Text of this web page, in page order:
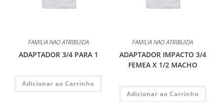
FAMILIA NAO ATRIBUIDA
ADAPTADOR 3/4 PARA 1
Adicionar ao Carrinho
FAMILIA NAO ATRIBUIDA
ADAPTADOR IMPACTO 3/4
FEMEA X 1/2 MACHO
Adicionar ao Carrinho